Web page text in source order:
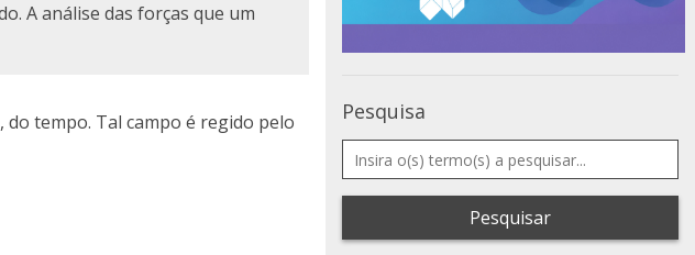
A análise das forças que um
tempo. Tal campo é regido pelo
Pesquisa
Pesquisar